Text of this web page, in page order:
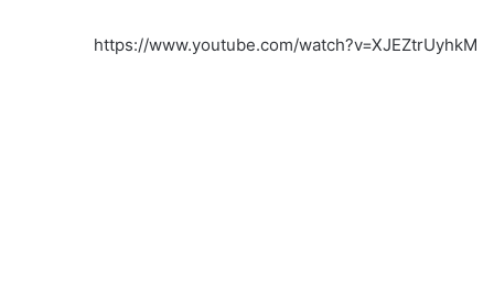
https://www.youtube.com/watch?v=XJEZtrUyhkM